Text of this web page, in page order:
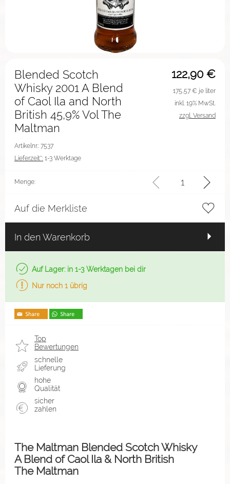
122,90 €
Blended Scotch
Whisky 2001 A Blend
of Caol Ila and North
British 45,9% Vol The
Maltman
Artikelnr.: 7537
Lieferzeit*: 1-3 Werktage
175,57 € je liter
inkl. 19% MwSt.
zzgl. Versand
Menge:
Auf die Merkliste
In den Warenkorb
Auf Lager: in 1-3 Werktagen bei dir
Nur noch 1 übrig
Top
Bewertungen
schnelle
Lieferung
hohe
Qualität
sicher
zahlen
The Maltman Blended Scotch Whisky
A Blend of Caol Ila & North British
The Maltman